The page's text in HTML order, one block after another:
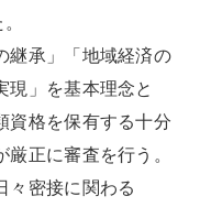
継承」「地域経済の
現」を基本理念と
資格を保有する十分
正に審査を行う。
々密接に関わる